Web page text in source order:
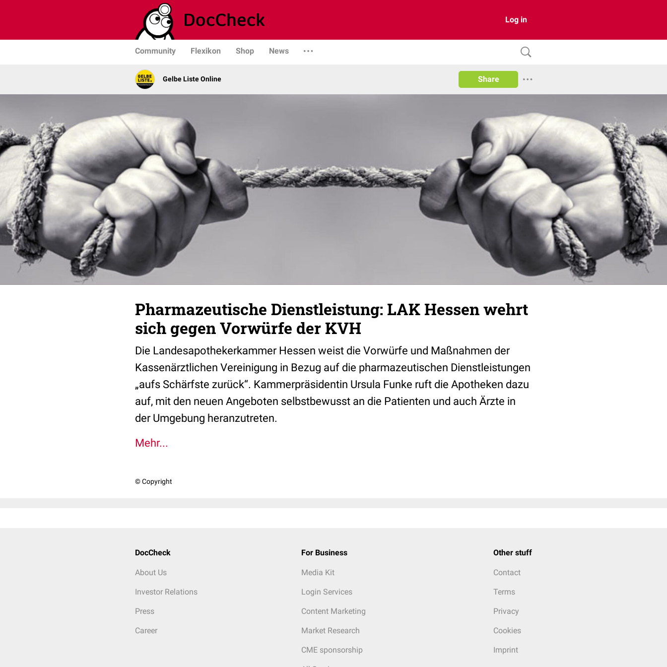
Log in
Community Flexikon Shop News
Gelbe Liste Online Share
Pharmazeutische Dienstleistung: LAK Hessen wehrt
sich gegen Vorwürfe der KVH
Die Landesapothekerkammer Hessen weist die Vorwürfe und Maßnahmen der
Kassenärztlichen Vereinigung in Bezug auf die pharmazeutischen Dienstleistungen
„aufs Schärfste zurück“. Kammerpräsidentin Ursula Funke ruft die Apotheken dazu
auf, mit den neuen Angeboten selbstbewusst an die Patienten und auch Ärzte in
der Umgebung heranzutreten.
Mehr...
© Copyright
DocCheck
About Us
Investor Relations
Press
Career
For Business
Media Kit
Login Services
Content Marketing
Market Research
CME sponsorship
Other stuff
Contact
Terms
Privacy
Cookies
Imprint